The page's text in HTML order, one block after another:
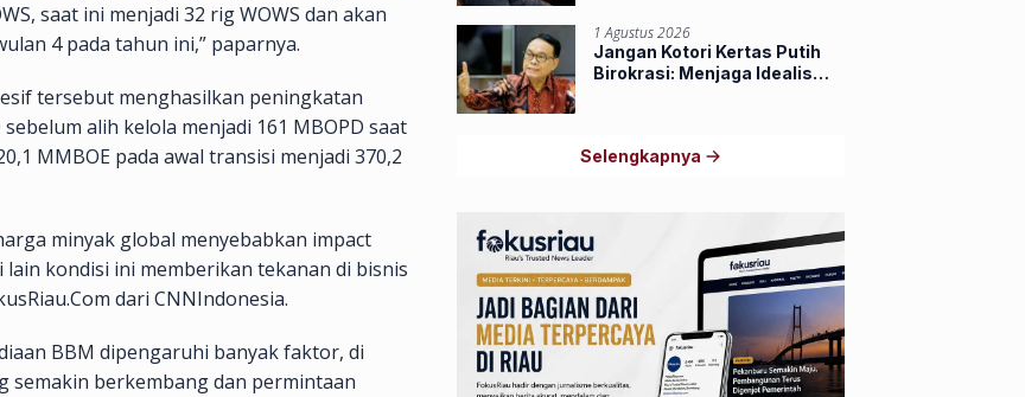
saat ini menjadi 32 rig WOWS dan akan
4 pada tahun ini,” paparnya.
tersebut menghasilkan peningkatan
alih kelola menjadi 161 MBOPD saat
MMBOE pada awal transisi menjadi 370,2
minyak global menyebabkan impact
kondisi ini memberikan tekanan di bisnis
dari CNNIndonesia.
BBM dipengaruhi banyak faktor, di
berkembang dan permintaan
1 Agustus 2026
Jangan Kotori Kertas Putih
Birokrasi: Menjaga Idealisme
Selengkapnya